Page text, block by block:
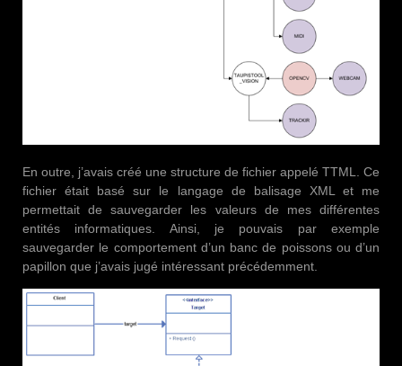
En outre, j’avais créé une structure de fichier appelé TTML. Ce
fichier était basé sur le langage de balisage XML et me
permettait de sauvegarder les valeurs de mes différentes
entités informatiques. Ainsi, je pouvais par exemple
sauvegarder le comportement d’un banc de poissons ou d’un
papillon que j’avais jugé intéressant précédemment.